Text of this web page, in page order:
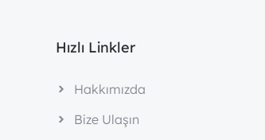
Hızlı Linkler
Hakkımızda
Bize Ulaşın